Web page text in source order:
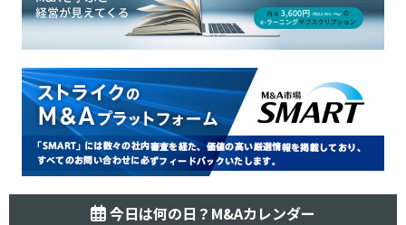
今日は何の日？M&Aカレンダー